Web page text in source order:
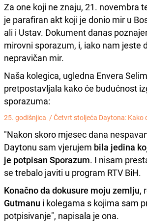
Za one koji ne znaju, 21. novembra
je parafiran akt koji je donio mir u
ali i Ustav. Dokument danas
mirovni sporazum, i, iako nam jeste
nepravičan mir.
Naša kolegica, ugledna Envera
pretpostavljala kako će budućnost
sporazuma:
25. godišnjica /Četvrt stoljeća Daytona: Kako
"Nakon skoro mjesec dana
Daytonu sam vjerujem bila jedina
je potpisan Sporazum. I nisam
se trebalo javiti u program RTV BiH.
Konačno da dokusure moju zemlju,
Gutmanu i kolegama s kojima sam
potpisivanje", napisala je ona.